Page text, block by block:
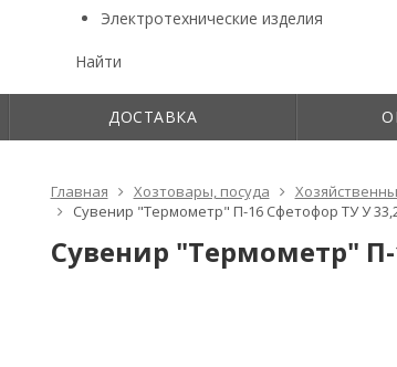
Электротехнические изделия
Найти
ДОСТАВКА
Главная Хозтовары, посуда
Сувенир "Термометр" П-16 Сфетофор ТУ У
Сувенир "Термометр" П-